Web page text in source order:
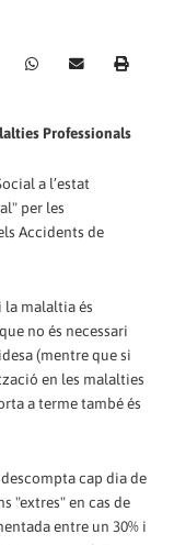
Professionals
a l’estat
per les
Accidents de
la malaltia és
no és necessari
(mentre que si
en les malalties
a terme també és
cap dia de
"extres" en cas de
entre un 30% i